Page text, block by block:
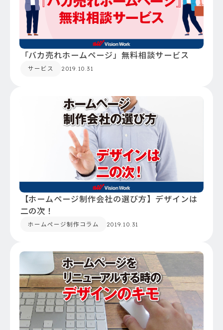
「バカ売れホームページ」無料相談サービス
サービス 2019.10.31
【ホームページ制作会社の選び方】デザインは
二の次！
ホームページ制作コラム 2019.10.31